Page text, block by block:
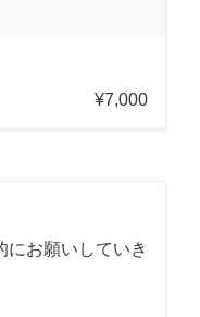
¥7,000
にお願いしていき